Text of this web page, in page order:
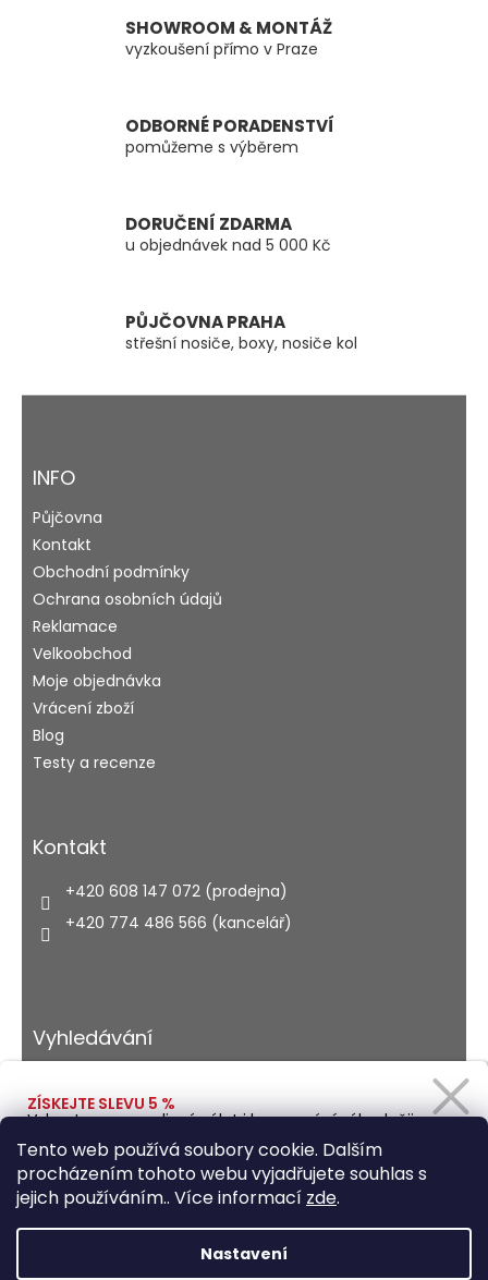
Tento web používá soubory cookie. Dalším
procházením tohoto webu vyjadřujete souhlas s
jejich používáním.. Více informací zde.
Nastavení
á
d
p
r
y
v
ý
s
u
SHOWROOM & MONTÁŽ
vyzkoušení přímo v Praze
ODBORNÉ PORADENSTVÍ
pomůžeme s výběrem
DORUČENÍ ZDARMA
u objednávek nad 5 000 Kč
PŮJČOVNA PRAHA
střešní nosiče, boxy, nosiče kol
Z
aINFO
Půjčovna
Kontakt
Obchodní podmínky
Ochrana osobních údajů
Reklamace
Velkoobchod
Moje objednávka
Vrácení zboží
Blog
Testy a recenze
Kontakt
+420 608 147 072 (prodejna)
+420 774 486 566 (kancelář)
Vyhledávání
HLEDAT
ZÍSKEJTE SLEVU 5 %
Vybavte se na rodinný výlet i kempování výhodněji.
Zadejte svůj e-mail a obratem Vám pošleme
slevový kód.